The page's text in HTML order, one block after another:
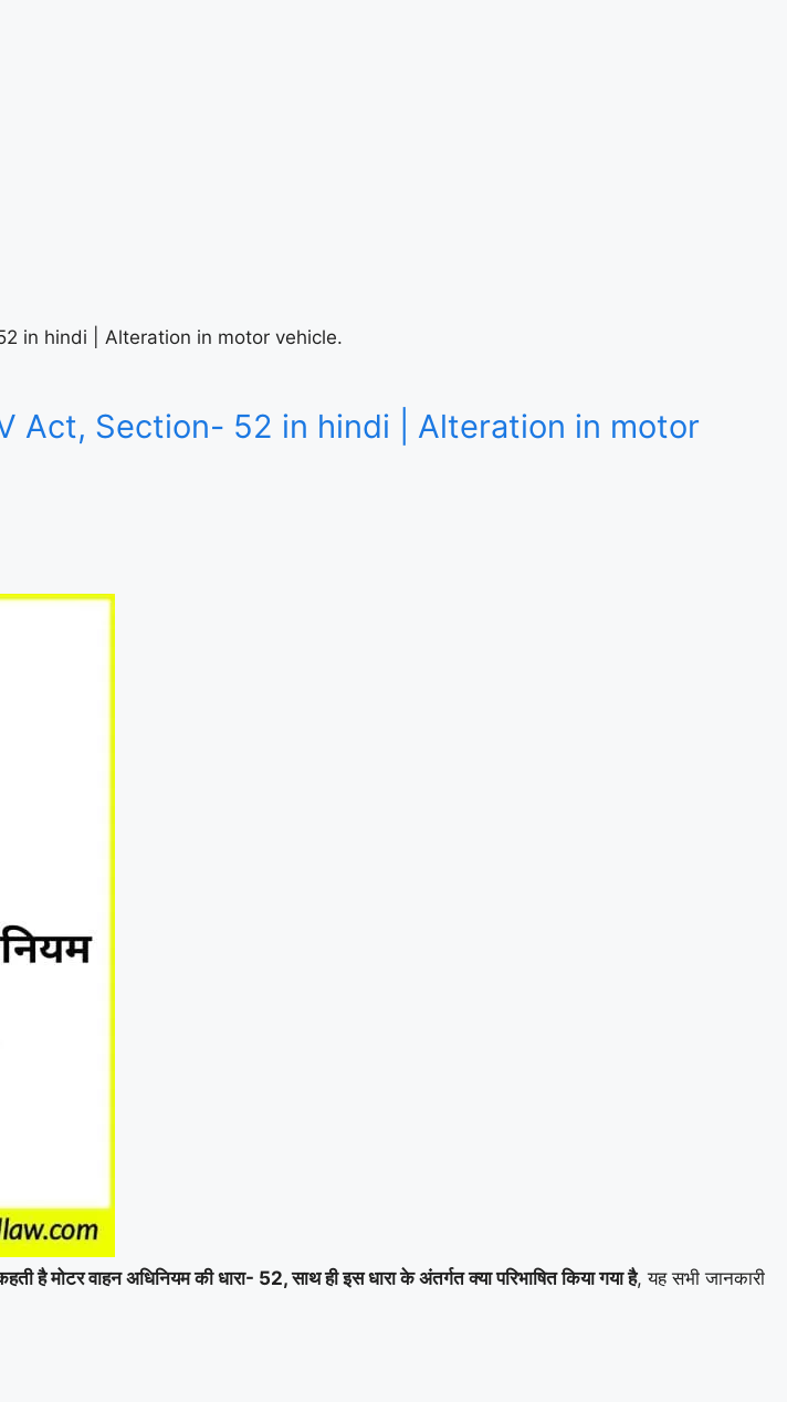
52 in hindi | Alteration in motor vehicle.
| MV Act, Section- 52 in hindi | Alteration in motor
है मोटर वाहन अधिनियम की धारा- 52, साथ ही इस धारा के अंतर्गत क्या परिभाषित किया गया है, यह सभी जानकारी